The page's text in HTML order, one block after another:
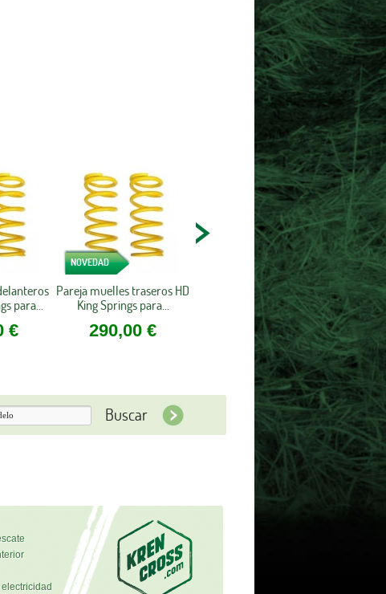
para...
€
NOVEDAD
Pareja muelles traseros HD
King Springs para...
290,00 €